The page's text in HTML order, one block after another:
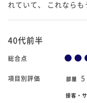
れていて、 これならも
40代前半
総合点
項目別評価 部屋 5
接客・